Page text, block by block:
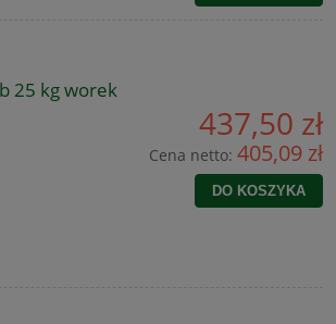
25 kg worek
437,50 zł
Cena netto: 405,09 zł
DO KOSZYKA